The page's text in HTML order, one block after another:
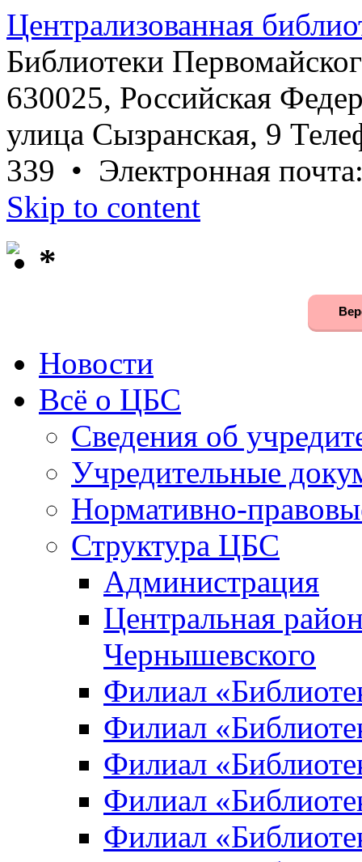
Централизованная
Библиотеки
630025, Российская
улица Сызранская, 9
339 • Электронная
Skip to content
*
Новости
Всё о ЦБС
Сведения об
Учредительные
Нормативно-
Структура ЦБС
Администрация
Центральная
Чернышевского
Филиал
Филиал
Филиал
Филиал
Филиал